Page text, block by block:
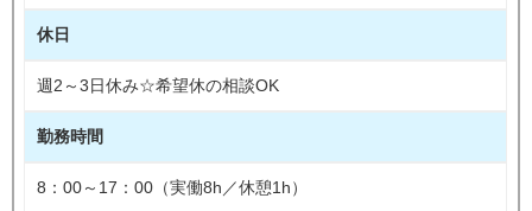
休日
週2～3日休み☆希望休の相談OK
勤務時間
8：00～17：00（実働8h／休憩1h）